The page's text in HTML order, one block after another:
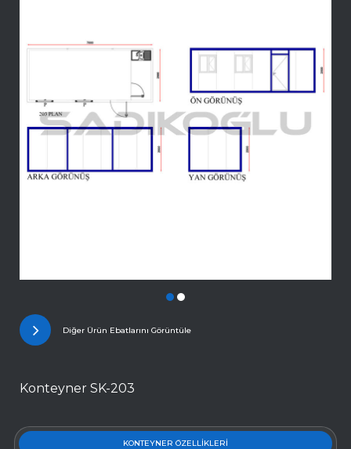
Diğer Ürün Ebatlarını Görüntüle
Konteyner SK-203
KONTEYNER ÖZELLIKLERI